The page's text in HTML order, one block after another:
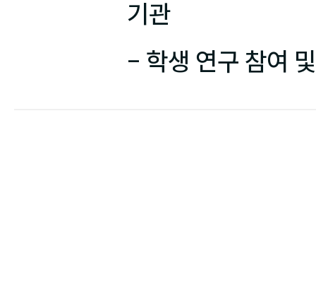
기관
- 학생 연구 참여